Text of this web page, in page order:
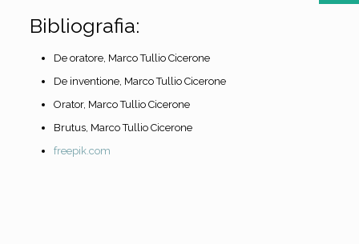
Bibliografia:
De oratore, Marco Tullio Cicerone
De inventione, Marco Tullio Cicerone
Orator, Marco Tullio Cicerone
Brutus, Marco Tullio Cicerone
freepik.com